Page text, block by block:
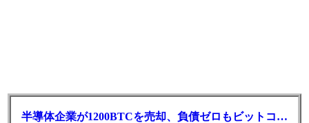
半導体企業が1200BTCを売却、負債ゼロもビットコイン戦略は後退